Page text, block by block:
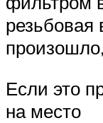
резьбовая
Если это
на место